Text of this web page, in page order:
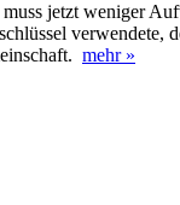
jetzt weniger
mehr »